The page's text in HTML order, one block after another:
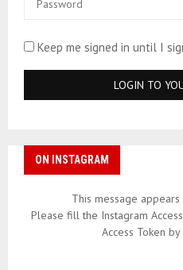
Keep me signed in until I
ON INSTAGRAM
This message
Please fill the Instagram
Access Token